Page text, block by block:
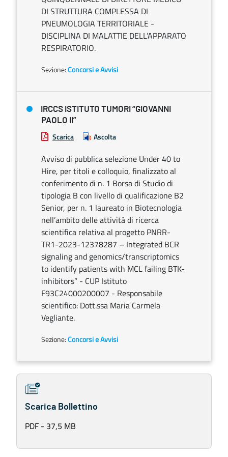
DI STRUTTURA COMPLESSA DI
PNEUMOLOGIA TERRITORIALE -
DISCIPLINA DI MALATTIE DELL’APPARATO
RESPIRATORIO.
Sezione:Concorsi e Avvisi
IRCCS ISTITUTO TUMORI “GIOVANNI
PAOLO II”
Scarica Ascolta
Avviso di pubblica selezione Under 40 to
Hire, per titoli e colloquio, finalizzato al
conferimento di n. 1 Borsa di Studio di
tipologia B con livello di qualificazione B2
Senior, per n. 1 laureato in Biotecnologia
nell’ambito delle attività di ricerca
scientifica relativa al progetto PNRR-
TR1-2023-12378287 – Integrated BCR
signaling and genomics/transcriptomics
to identify patients with MCL failing BTK-
inhibitors” - CUP Istituto
F93C24000200007 - Responsabile
scientifico: Dott.ssa Maria Carmela
Vegliante.
Sezione:Concorsi e Avvisi
Scarica Bollettino
PDF - 37,5 MB